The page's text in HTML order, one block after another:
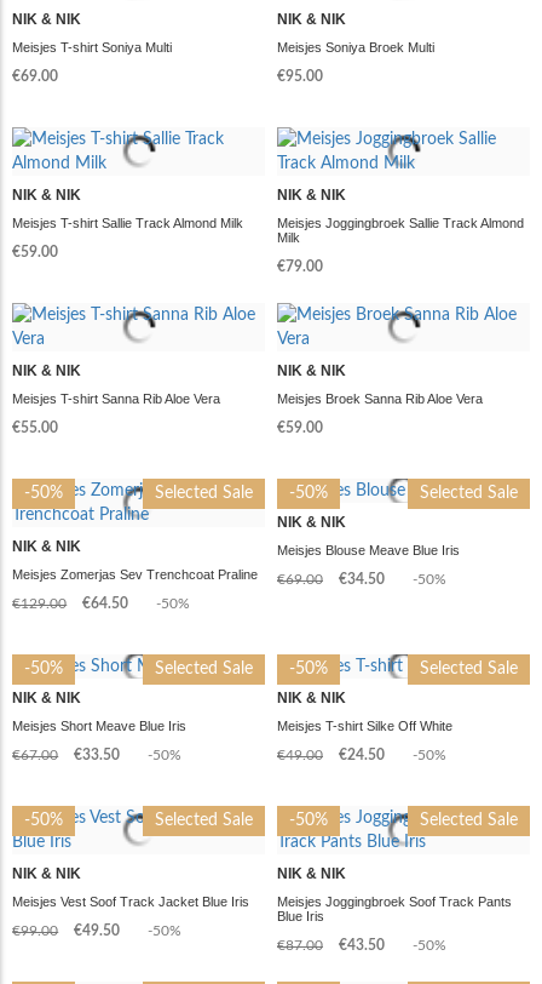
NIK & NIK
Meisjes T-shirt Soniya Multi
€69.00
NIK & NIK
Meisjes Soniya Broek Multi
€95.00
NIK & NIK
Meisjes T-shirt Sallie Track Almond Milk
€59.00
NIK & NIK
Meisjes Joggingbroek Sallie Track Almond
Milk
€79.00
NIK & NIK
Meisjes T-shirt Sanna Rib Aloe Vera
€55.00
NIK & NIK
Meisjes Broek Sanna Rib Aloe Vera
€59.00
-50% Selected Sale
NIK & NIK
Meisjes Zomerjas Sev Trenchcoat Praline
€129.00
€64.50 -50%
-50%
Selected Sale
NIK & NIK
Meisjes Blouse Meave Blue Iris
€69.00
€34.50 -50%
-50%
Selected Sale
NIK & NIK
Meisjes Short Meave Blue Iris
€67.00
€33.50 -50%
-50%
Selected Sale
NIK & NIK
Meisjes T-shirt Silke Off White
€49.00
€24.50 -50%
-50% Selected Sale
NIK & NIK
Meisjes Vest Soof Track Jacket Blue Iris
€99.00
€49.50 -50%
-50% Selected Sale
NIK & NIK
Meisjes Joggingbroek Soof Track Pants
Blue Iris
€87.00
€43.50 -50%